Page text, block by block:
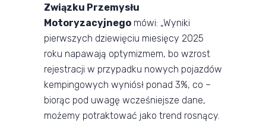
Związku Przemysłu
Motoryzacyjnego mówi: „Wyniki
pierwszych dziewięciu miesięcy 2025
roku napawają optymizmem, bo wzrost
rejestracji w przypadku nowych pojazdów
kempingowych wyniósł ponad 3%, co –
biorąc pod uwagę wcześniejsze dane,
możemy potraktować jako trend rosnący.